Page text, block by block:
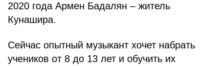
2020 года Армен Бадалян – житель
Кунашира.
Сейчас опытный музыкант хочет набрать
учеников от 8 до 13 лет и обучить их